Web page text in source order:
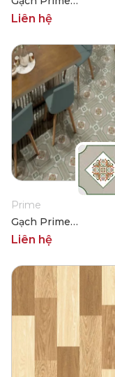
01.400400.02331
Liên hệ
Prime
Gạch Prime
01.400400.02340
Liên hệ